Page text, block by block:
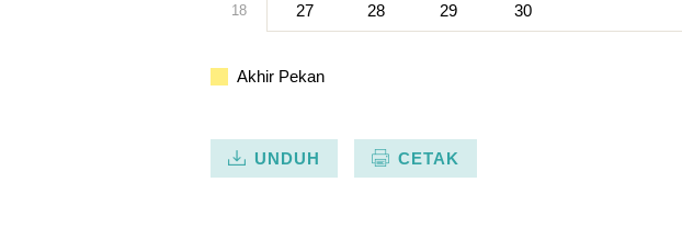
18 27 28 29 30
Akhir Pekan
UNDUH CETAK